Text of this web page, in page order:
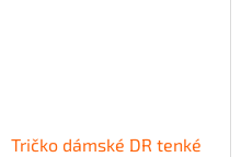
Tričko dámské DR tenké